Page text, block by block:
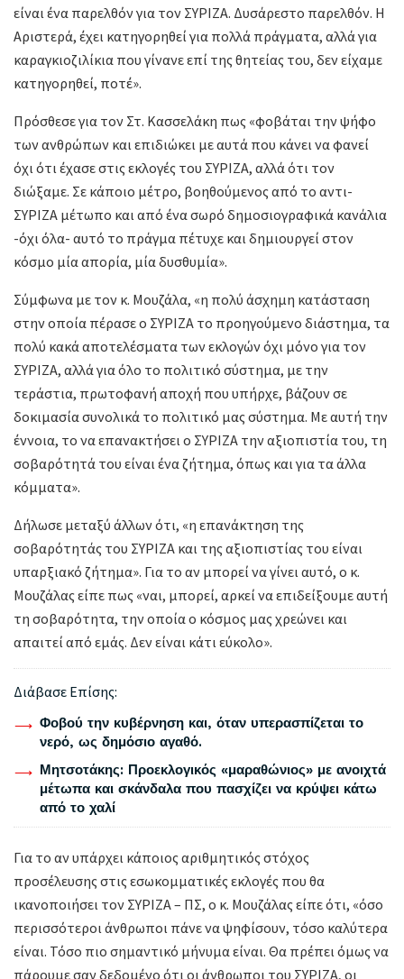
είναι ένα παρελθόν για τον ΣΥΡΙΖΑ. Δυσάρεστο παρελθόν. Η
Αριστερά, έχει κατηγορηθεί για πολλά πράγματα, αλλά για
καραγκιοζιλίκια που γίνανε επί της θητείας του, δεν είχαμε
κατηγορηθεί, ποτέ».
Πρόσθεσε για τον Στ. Κασσελάκη πως «φοβάται την ψήφο
των ανθρώπων και επιδιώκει με αυτά που κάνει να φανεί
όχι ότι έχασε στις εκλογές του ΣΥΡΙΖΑ, αλλά ότι τον
διώξαμε. Σε κάποιο μέτρο, βοηθούμενος από το αντι-
ΣΥΡΙΖΑ μέτωπο και από ένα σωρό δημοσιογραφικά κανάλια
-όχι όλα- αυτό το πράγμα πέτυχε και δημιουργεί στον
κόσμο μία απορία, μία δυσθυμία».
Σύμφωνα με τον κ. Μουζάλα, «η πολύ άσχημη κατάσταση
στην οποία πέρασε ο ΣΥΡΙΖΑ το προηγούμενο διάστημα, τα
πολύ κακά αποτελέσματα των εκλογών όχι μόνο για τον
ΣΥΡΙΖΑ, αλλά για όλο το πολιτικό σύστημα, με την
τεράστια, πρωτοφανή αποχή που υπήρχε, βάζουν σε
δοκιμασία συνολικά το πολιτικό μας σύστημα. Με αυτή την
έννοια, το να επανακτήσει ο ΣΥΡΙΖΑ την αξιοπιστία του, τη
σοβαρότητά του είναι ένα ζήτημα, όπως και για τα άλλα
κόμματα».
Δήλωσε μεταξύ άλλων ότι, «η επανάκτηση της
σοβαρότητάς του ΣΥΡΙΖΑ και της αξιοπιστίας του είναι
υπαρξιακό ζήτημα». Για το αν μπορεί να γίνει αυτό, ο κ.
Μουζάλας είπε πως «ναι, μπορεί, αρκεί να επιδείξουμε αυτή
τη σοβαρότητα, την οποία ο κόσμος μας χρεώνει και
απαιτεί από εμάς. Δεν είναι κάτι εύκολο».
Διάβασε Επίσης:
Φοβού την κυβέρνηση και, όταν υπερασπίζεται το
νερό, ως δημόσιο αγαθό.
Μητσοτάκης: Προεκλογικός «μαραθώνιος» με ανοιχτά
μέτωπα και σκάνδαλα που πασχίζει να κρύψει κάτω
από το χαλί
Για το αν υπάρχει κάποιος αριθμητικός στόχος
προσέλευσης στις εσωκομματικές εκλογές που θα
ικανοποιήσει τον ΣΥΡΙΖΑ – ΠΣ, ο κ. Μουζάλας είπε ότι, «όσο
περισσότεροι άνθρωποι πάνε να ψηφίσουν, τόσο καλύτερα
είναι. Τόσο πιο σημαντικό μήνυμα είναι. Θα πρέπει όμως να
πάρουμε σαν δεδομένο ότι οι άνθρωποι του ΣΥΡΙΖΑ, οι